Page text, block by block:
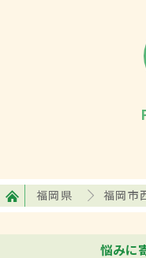
福岡県 福岡市
悩みに